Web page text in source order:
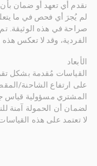
نقدم أي تعهد أو ضمان
لم يُجرَ أي فحص في ما
صراحة في هذه الوثيقة.
الفردية، وقد لا تعكس
الأبعاد
القياسات مُقدمة بشكل
على ارتفاع الشاحنة/
المشتري مسؤولية قياس
لضمان أن الحمولة آمنة
لا تعتمد على هذه